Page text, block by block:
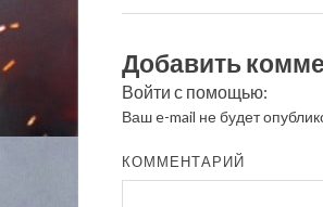
Добавить
Войти с помощью:
Ваш e-mail не будет
КОММЕНТАРИЙ